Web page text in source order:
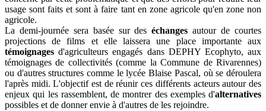
usage sont faits et sont à faire tant en zone agricole qu'en zone non
agricole.
La demi-journée sera basée sur deséchanges autour de courtes
projections de films et elle laissera une place importante aux
témoignages d'agriculteurs engagés dans DEPHY Ecophyto, aux
témoignages de collectivités (comme la Commune de Rivarennes)
ou d'autres structures comme le lycée Blaise Pascal, où se déroulera
l'après midi. L'objectif est de réunir ces différents acteurs autour des
enjeux qui les rassemblent, de montrer des exemples d'alternatives
possibles et de donner envie à d'autres de les rejoindre.